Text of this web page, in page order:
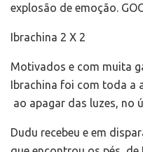
explosão de emoção.
Ibrachina 2 X 2
Motivados e com muita
Ibrachina foi com toda a
ao apagar das luzes, no
Dudu recebeu e em